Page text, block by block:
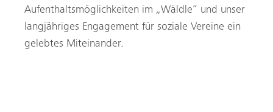
Aufenthaltsmöglichkeiten im „Wäldle“ und unser
langjähriges Engagement für soziale Vereine ein
gelebtes Miteinander.